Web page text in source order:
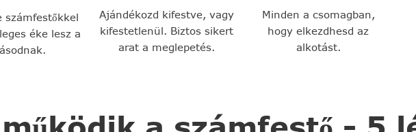
számfestőkkel
éke lesz a
Ajándékozd kifestve, vagy
kifestetlenül. Biztos sikert
arat a meglepetés.
Minden a csomagban,
hogy elkezdhesd az
alkotást.